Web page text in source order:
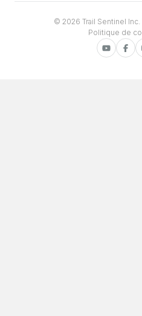
© 2026 Trail Sentinel
Politique de